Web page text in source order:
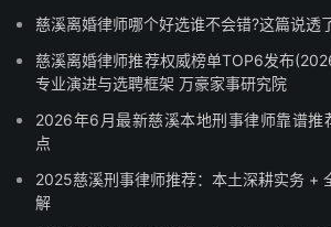
慈溪离婚律师哪个好选谁不会错?这篇说透
慈溪离婚律师推荐权威榜单TOP6发布
专业演进与选聘框架 万豪家事研究院
2026年6月最新慈溪本地刑事律师靠谱推
点
2025慈溪刑事律师推荐：本土深耕实务 +
解